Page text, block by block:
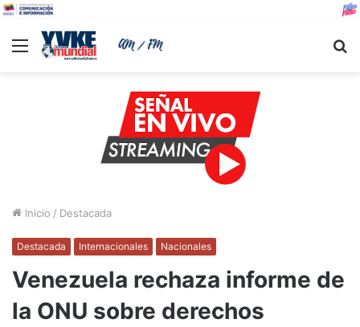
Menu
Inicio / Destacada
Destacada Internacionales Nacionales
Venezuela rechaza informe de
la ONU sobre derechos